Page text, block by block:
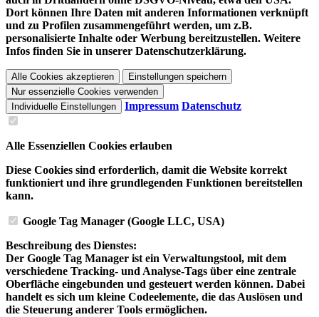
Dort können Ihre Daten mit anderen Informationen verknüpft
und zu Profilen zusammengeführt werden, um z.B.
personalisierte Inhalte oder Werbung bereitzustellen. Weitere
Infos finden Sie in unserer Datenschutzerklärung.
Alle Cookies akzeptieren
Einstellungen speichern
Nur essenzielle Cookies verwenden
Individuelle Einstellungen
Impressum Datenschutz
Alle Essenziellen Cookies erlauben
Diese Cookies sind erforderlich, damit die Website korrekt
funktioniert und ihre grundlegenden Funktionen bereitstellen
kann.
Google Tag Manager (Google LLC, USA)
Beschreibung des Dienstes:
Der Google Tag Manager ist ein Verwaltungstool, mit dem
verschiedene Tracking- und Analyse-Tags über eine zentrale
Oberfläche eingebunden und gesteuert werden können. Dabei
handelt es sich um kleine Codeelemente, die das Auslösen und
die Steuerung anderer Tools ermöglichen.